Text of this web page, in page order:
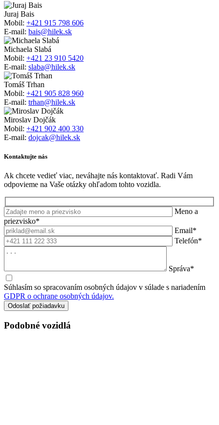
Juraj Bais
Mobil: +421 915 798 606
E-mail: bais@hilek.sk
Michaela Slabá
Mobil: +421 23 910 5420
E-mail: slaba@hilek.sk
Tomáš Trhan
Mobil: +421 905 828 960
E-mail: trhan@hilek.sk
Miroslav Dojčák
Mobil: +421 902 400 330
E-mail: dojcak@hilek.sk
Kontaktujte nás
Ak chcete vedieť viac, neváhajte nás kontaktovať. Radi Vám
odpovieme na Vaše otázky ohľadom tohto vozidla.
Meno a
priezvisko*
Email*
Telefón*
Správa*
Súhlasím so spracovaním osobných údajov v súlade s nariadením
GDPR o ochrane osobných údajov.
Podobné vozidlá